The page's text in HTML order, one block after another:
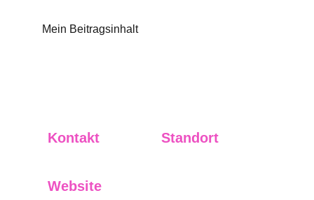
Mein Beitragsinhalt
Standort
Kontakt
Website